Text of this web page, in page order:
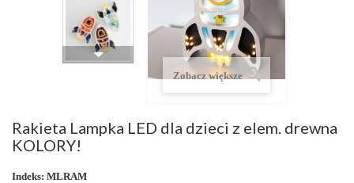
Zobacz większe
Rakieta Lampka LED dla dzieci z elem. drewna
KOLORY!
Indeks: MLRAM